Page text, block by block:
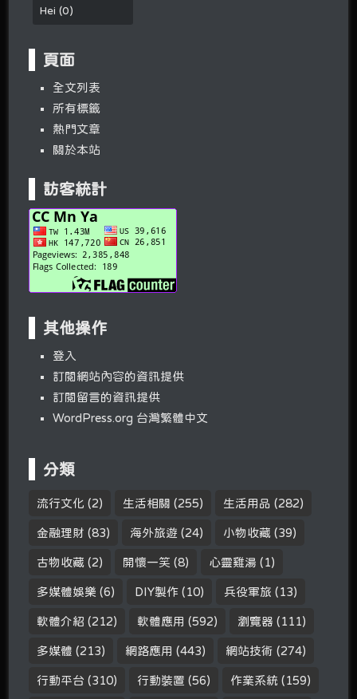
Hei(0)
頁面
全文列表
所有標籤
熱門文章
關於本站
訪客統計
其他操作
登入
訂閱網站內容的資訊提供
訂閱留言的資訊提供
WordPress.org 台灣繁體中文
分類
流行文化 (2) 生活相關 (255) 生活用品 (282)
金融理財 (83) 海外旅遊 (24) 小物收藏 (39)
古物收藏 (2) 開懷一笑 (8) 心靈雞湯 (1)
多媒體娛樂 (6) DIY製作 (10) 兵役軍旅 (13)
軟體介紹 (212) 軟體應用 (592) 瀏覽器 (111)
多媒體 (213) 網路應用 (443) 網站技術 (274)
行動平台 (310) 行動裝置 (56) 作業系統 (159)